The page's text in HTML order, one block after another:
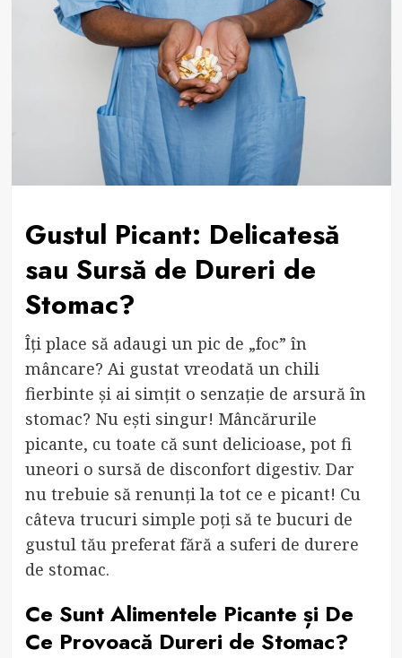
Gustul Picant: Delicatesă
sau Sursă de Dureri de
Stomac?
Îți place să adaugi un pic de „foc” în
mâncare? Ai gustat vreodată un chili
fierbinte și ai simțit o senzație de arsură în
stomac? Nu ești singur! Mâncărurile
picante, cu toate că sunt delicioase, pot fi
uneori o sursă de disconfort digestiv. Dar
nu trebuie să renunți la tot ce e picant! Cu
câteva trucuri simple poți să te bucuri de
gustul tău preferat fără a suferi de durere
de stomac.
Ce Sunt Alimentele Picante și De
Ce Provoacă Dureri de Stomac?